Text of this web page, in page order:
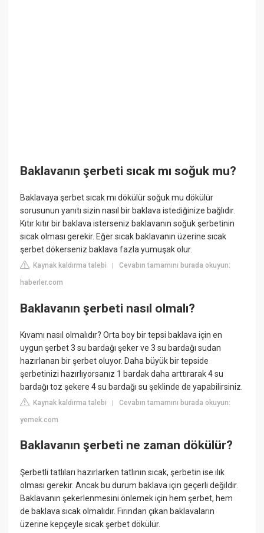
Baklavanın şerbeti sıcak mı soğuk mu?
Baklavaya şerbet sıcak mı dökülür soğuk mu dökülür
sorusunun yanıtı sizin nasıl bir baklava istediğinize bağlıdır.
Kıtır kıtır bir baklava isterseniz baklavanın soğuk şerbetinin
sıcak olması gerekir. Eğer sıcak baklavanın üzerine sıcak
şerbet dökerseniz baklava fazla yumuşak olur.
Kaynak kaldırma talebi |Cevabın tamamını burada okuyun:
haberler.com
Baklavanın şerbeti nasıl olmalı?
Kıvamı nasıl olmalıdır? Orta boy bir tepsi baklava için en
uygun şerbet 3 su bardağı şeker ve 3 su bardağı sudan
hazırlanan bir şerbet oluyor. Daha büyük bir tepside
şerbetinizi hazırlıyorsanız 1 bardak daha arttırarak 4 su
bardağı toz şekere 4 su bardağı su şeklinde de yapabilirsiniz.
Kaynak kaldırma talebi |Cevabın tamamını burada okuyun:
yemek.com
Baklavanın şerbeti ne zaman dökülür?
Şerbetli tatlıları hazırlarken tatlının sıcak, şerbetin ise ılık
olması gerekir. Ancak bu durum baklava için geçerli değildir.
Baklavanın şekerlenmesini önlemek için hem şerbet, hem
de baklava sıcak olmalıdır. Fırından çıkan baklavaların
üzerine kepçeyle sıcak şerbet dökülür.